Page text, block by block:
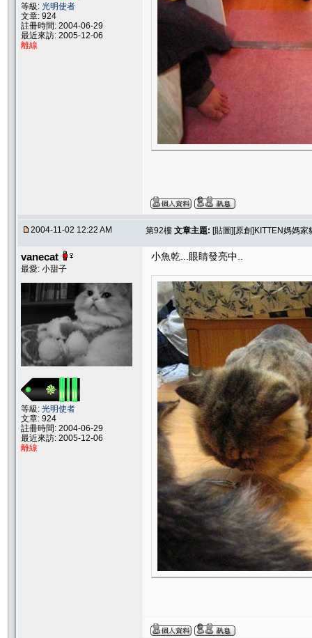
等級: 光明使者
文章: 924
註冊時間: 2004-06-29
最近來訪: 2005-12-06
離線
2004-11-02 12:22 AM 第92樓 文章主題: [貼圖][原創]KITTEN媽媽
vanecat
最愛: 小甜子
等級: 光明使者
文章: 924
註冊時間: 2004-06-29
最近來訪: 2005-12-06
離線
小魚乾...眼睛發亮中..